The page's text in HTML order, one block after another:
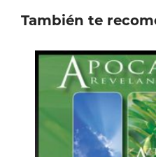
También te